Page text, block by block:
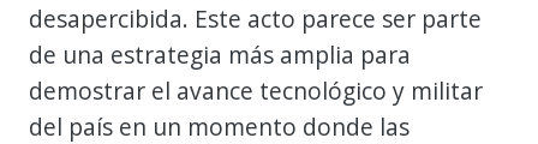
desapercibida. Este acto parece ser parte
de una estrategia más amplia para
demostrar el avance tecnológico y militar
del país en un momento donde las